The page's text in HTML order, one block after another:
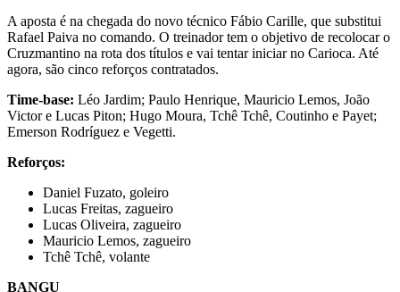
A aposta é na chegada do novo técnico Fábio Carille, que substitui
Rafael Paiva no comando. O treinador tem o objetivo de recolocar o
Cruzmantino na rota dos títulos e vai tentar iniciar no Carioca. Até
agora, são cinco reforços contratados.
Time-base: Léo Jardim; Paulo Henrique, Mauricio Lemos, João
Victor e Lucas Piton; Hugo Moura, Tchê Tchê, Coutinho e Payet;
Emerson Rodríguez e Vegetti.
Reforços:
Daniel Fuzato, goleiro
Lucas Freitas, zagueiro
Lucas Oliveira, zagueiro
Mauricio Lemos, zagueiro
Tchê Tchê, volante
BANGU